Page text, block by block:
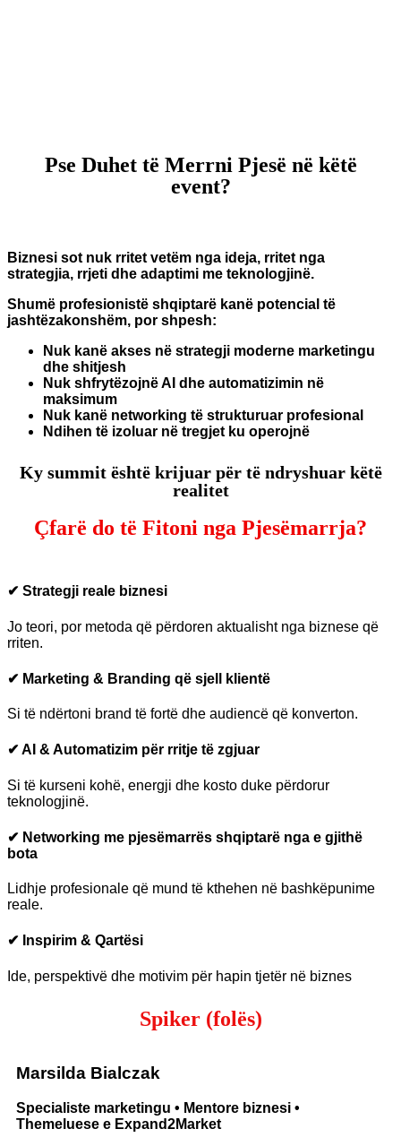
Pse Duhet të Merrni Pjesë në këtë
event?
Biznesi sot nuk rritet vetëm nga ideja, rritet nga
strategjia, rrjeti dhe adaptimi me teknologjinë.
Shumë profesionistë shqiptarë kanë potencial të
jashtëzakonshëm, por shpesh:
Nuk kanë akses në strategji moderne marketingu
dhe shitjesh
Nuk shfrytëzojnë AI dhe automatizimin në
maksimum
Nuk kanë networking të strukturuar profesional
Ndihen të izoluar në tregjet ku operojnë
Ky summit është krijuar për të ndryshuar këtë
realitet
Çfarë do të Fitoni nga Pjesëmarrja?
✔ Strategji reale biznesi
Jo teori, por metoda që përdoren aktualisht nga biznese që
rriten.
✔ Marketing & Branding që sjell klientë
Si të ndërtoni brand të fortë dhe audiencë që konverton.
✔ AI & Automatizim për rritje të zgjuar
Si të kurseni kohë, energji dhe kosto duke përdorur
teknologjinë.
✔ Networking me pjesëmarrës shqiptarë nga e gjithë
bota
Lidhje profesionale që mund të kthehen në bashkëpunime
reale.
✔ Inspirim & Qartësi
Ide, perspektivë dhe motivim për hapin tjetër në biznes
Spiker (folës)
Marsilda Bialczak
Specialiste marketingu • Mentore biznesi •
Themeluese e Expand2Market